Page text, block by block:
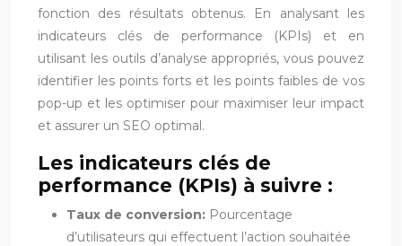
fonction des résultats obtenus. En analysant les
indicateurs clés de performance (KPIs) et en
utilisant les outils d’analyse appropriés, vous pouvez
identifier les points forts et les points faibles de vos
pop-up et les optimiser pour maximiser leur impact
et assurer un SEO optimal.
Les indicateurs clés de
performance (KPIs) à suivre :
Taux de conversion: Pourcentage
d’utilisateurs qui effectuent l’action souhaitée